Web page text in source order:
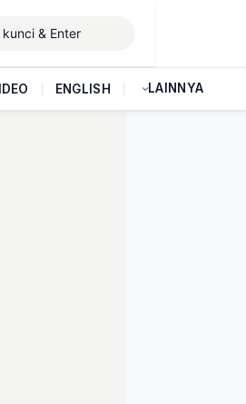
ENGLISH LAINNYA